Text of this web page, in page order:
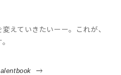
えていきたいーー。これが、